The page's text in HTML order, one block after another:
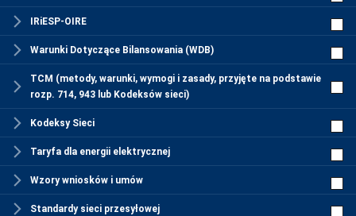
IRiESP-OIRE
Warunki Dotyczące Bilansowania (WDB)
TCM (metody, warunki, wymogi i zasady, przyjęte na podstawie
rozp. 714, 943 lub Kodeksów sieci)
Kodeksy Sieci
Taryfa dla energii elektrycznej
Wzory wniosków i umów
Standardy sieci przesyłowej